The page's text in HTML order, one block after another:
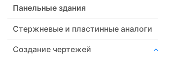
Панельные здания
Стержневые и пластинные аналоги
Создание чертежей